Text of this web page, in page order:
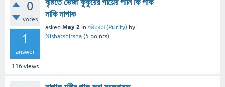
0
votes
1
answer
116 views
বৃষ্টিতে ভেজা কুকুরের গায়ের পানি কি পাক
নাকি নাপাক
asked May 2 in পবিত্রতা (Purity) by
Nishatshirsha (5 points)